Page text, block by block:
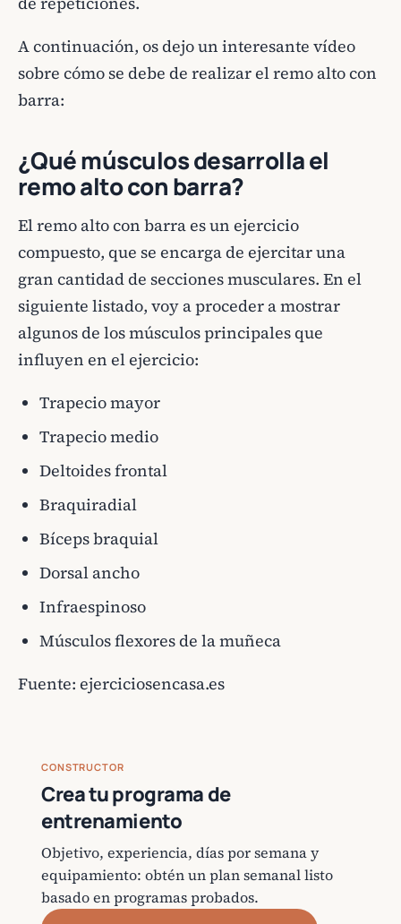
A continuación, os dejo un interesante vídeo
sobre cómo se debe de realizar el remo alto con
barra:
¿Qué músculos desarrolla el
remo alto con barra?
El remo alto con barra es un ejercicio
compuesto, que se encarga de ejercitar una
gran cantidad de secciones musculares. En el
siguiente listado, voy a proceder a mostrar
algunos de los músculos principales que
influyen en el ejercicio:
Trapecio mayor
Trapecio medio
Deltoides frontal
Braquiradial
Bíceps braquial
Dorsal ancho
Infraespinoso
Músculos flexores de la muñeca
Fuente: ejerciciosencasa.es
CONSTRUCTOR
Crea tu programa de
entrenamiento
Objetivo, experiencia, días por semana y
equipamiento: obtén un plan semanal listo
basado en programas probados.